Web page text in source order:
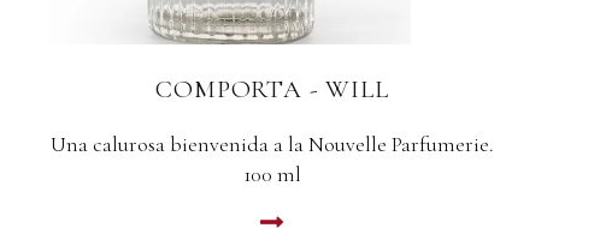
COMPORTA - PALAFÍTICO
Amaderado / balsámico / atalcado. EDP 100ml.